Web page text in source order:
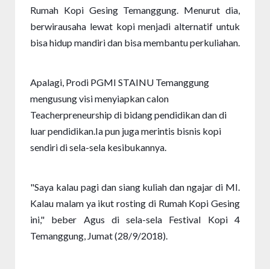
Rumah Kopi Gesing Temanggung. Menurut dia,
berwirausaha lewat kopi menjadi alternatif untuk
bisa hidup mandiri dan bisa membantu perkuliahan.
Apalagi, Prodi PGMI STAINU Temanggung
mengusung visi menyiapkan calon
Teacherpreneurship di bidang pendidikan dan di
luar pendidikan.Ia pun juga merintis bisnis kopi
sendiri di sela-sela kesibukannya.
"Saya kalau pagi dan siang kuliah dan ngajar di MI.
Kalau malam ya ikut rosting di Rumah Kopi Gesing
ini," beber Agus di sela-sela Festival Kopi 4
Temanggung, Jumat (28/9/2018).